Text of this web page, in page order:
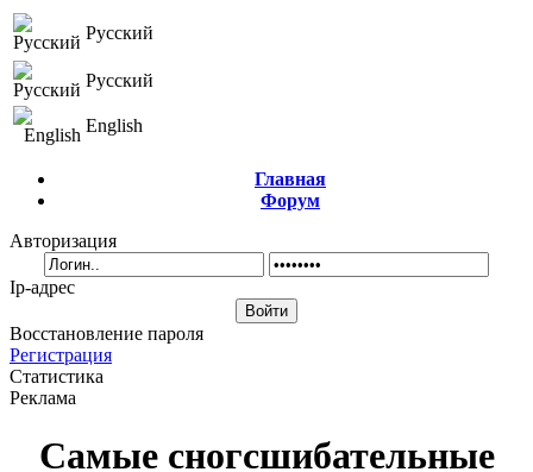
Русский
Русский
English
Главная
Форум
Авторизация
Ip-адрес
Восстановление пароля
Регистрация
Статистика
Реклама
Самые сногсшибательные